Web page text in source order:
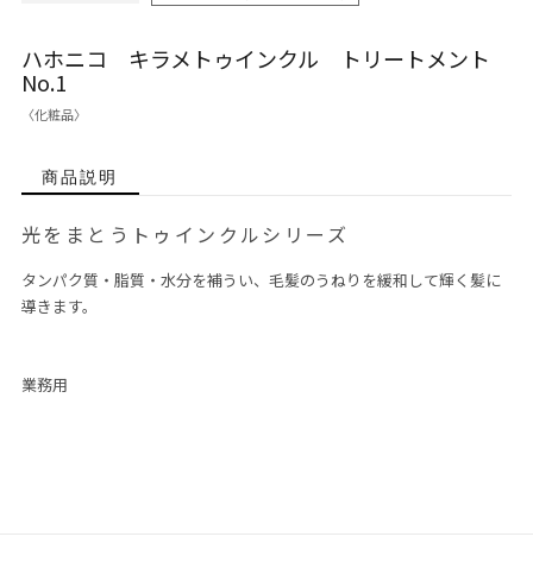
ハホニコ キラメトゥインクル トリートメント
No.1
〈化粧品〉
商品説明
光をまとうトゥインクルシリーズ
タンパク質・脂質・水分を補うい、毛髪のうねりを緩和して輝く髪に
導きます。
業務用